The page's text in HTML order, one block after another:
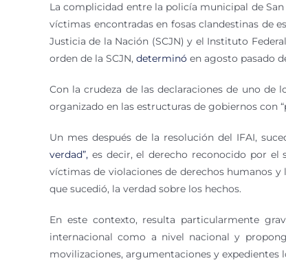
La complicidad entre la policía municipal de San
víctimas encontradas en fosas clandestinas de
Justicia de la Nación (SCJN) y el Instituto
orden de la SCJN, determinó en agosto pasado
Con la crudeza de las declaraciones de uno
organizado en las estructuras de gobiernos con
Un mes después de la resolución del IFAI,
verdad”, es decir, el derecho reconocido por
víctimas de violaciones de derechos humanos
que sucedió, la verdad sobre los hechos.
En este contexto, resulta particularmente
internacional como a nivel nacional y
movilizaciones, argumentaciones y expedientes